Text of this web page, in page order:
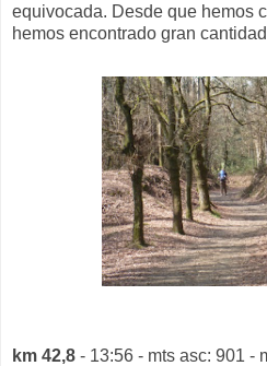
equivocada. Desde que hemos
hemos encontrado gran
km 42,8 - 13:56 - mts asc: 901 -